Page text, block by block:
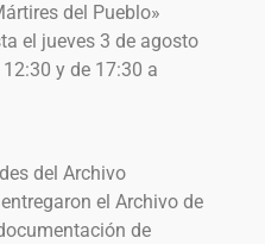
del Pueblo»
el jueves 3 de agosto
y de 17:30 a
del Archivo
el Archivo de
de